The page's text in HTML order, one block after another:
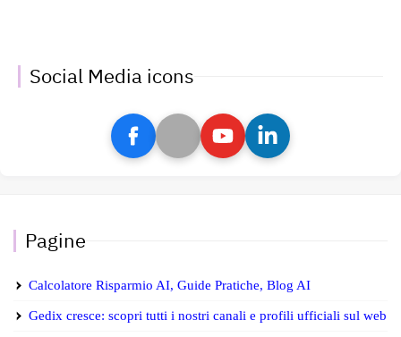
Social Media icons
Pagine
Calcolatore Risparmio AI, Guide Pratiche, Blog AI
Gedix cresce: scopri tutti i nostri canali e profili ufficiali sul web